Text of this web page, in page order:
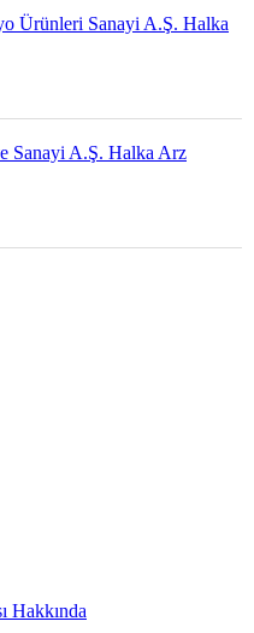
Ürünleri Sanayi A.Ş. Halka
Sanayi A.Ş. Halka Arz
Hakkında